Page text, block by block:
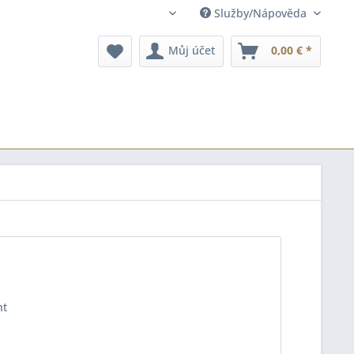
cz Služby/Nápověda
Můj účet 0,00 € *